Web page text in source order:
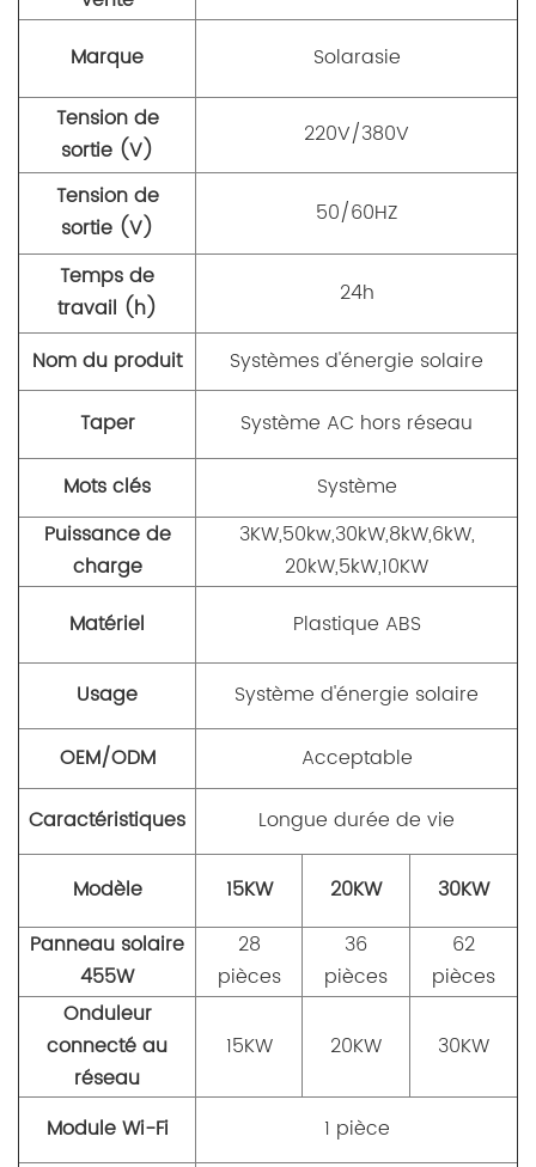
Marque
Solarasie
Tension de
sortie (V)
220V/380V
Tension de
sortie (V)
50/60HZ
Temps de
travail (h)
24h
Nom du produit
Systèmes d'énergie solaire
Taper
Système AC hors réseau
Mots clés
Système
Puissance de
charge
3KW,50kw,30kW,8kW,6kW,
20kW,5kW,10KW
Matériel
Plastique ABS
Usage Système d'énergie solaire
OEM/ODM
Acceptable
Caractéristiques
Longue durée de vie
Modèle 15KW 20KW
30KW
Panneau solaire
455W
28
pièces
36
pièces
62
pièces
Onduleur
connecté au
réseau
15KW 20KW 30KW
Module Wi-Fi
1 pièce